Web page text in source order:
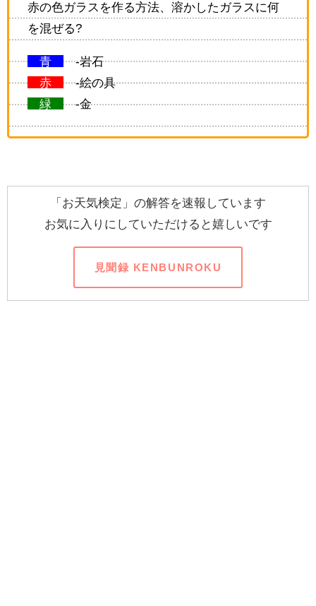
赤の色ガラスを作る方法、溶かしたガラスに何
を混ぜる?
青
-岩石
赤
-絵の具
緑
-金
「お天気検定」の解答を速報しています
お気に入りにしていただけると嬉しいです
見聞録 KENBUNROKU